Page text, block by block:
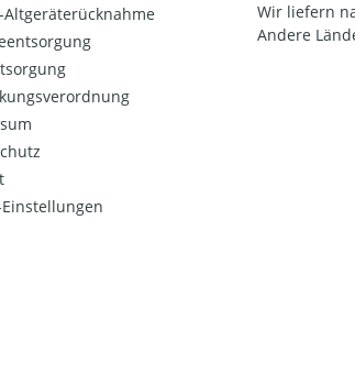
Altgeräterücknahme
Einstellungen
Wir liefern
Andere